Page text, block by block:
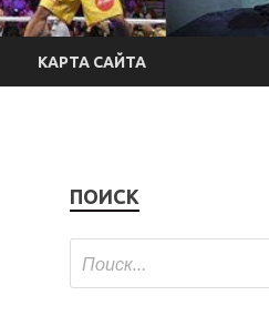
КАРТА САЙТА
ПОИСК